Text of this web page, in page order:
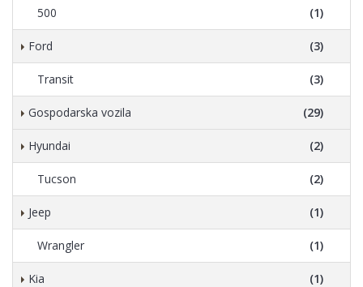
500 (1)
Ford (3)
Transit (3)
Gospodarska vozila (29)
Hyundai (2)
Tucson (2)
Jeep (1)
Wrangler (1)
Kia (1)